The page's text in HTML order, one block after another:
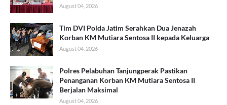
August 04, 2026
Tim DVI Polda Jatim Serahkan Dua Jenazah
Korban KM Mutiara Sentosa II kepada Keluarga
August 04, 2026
Polres Pelabuhan Tanjungperak Pastikan
Penanganan Korban KM Mutiara Sentosa II
Berjalan Maksimal
August 04, 2026